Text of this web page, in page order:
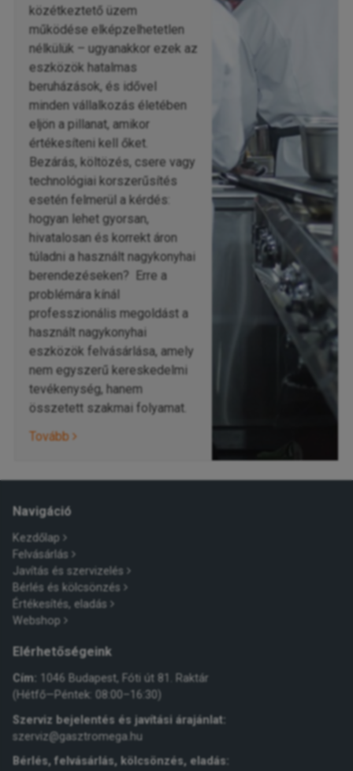
közétkeztető üzem
működése elképzelhetetlen
nélkülük – ugyanakkor ezek az
eszközök hatalmas
beruházások, és idővel
minden vállalkozás életében
eljön a pillanat, amikor
értékesíteni kell őket.
Bezárás, költözés, csere vagy
technológiai korszerűsítés
esetén felmerül a kérdés:
hogyan lehet gyorsan,
hivatalosan és korrekt áron
túladni a használt nagykonyhai
berendezéseken? Erre a
problémára kínál
professzionális megoldást a
használt nagykonyhai
eszközök felvásárlása, amely
nem egyszerű kereskedelmi
tevékenység, hanem
összetett szakmai folyamat.
Tovább
Navigáció
Kezdőlap
Felvásárlás
Javítás és szervizelés
Bérlés és kölcsönzés
Értékesítés, eladás
Webshop
Elérhetőségeink
Cím: 1046 Budapest, Fóti út 81. Raktár
(Hétfő—Péntek: 08:00–16:30)
Szerviz bejelentés és javítási árajánlat:
szerviz@gasztromega.hu
Bérlés, felvásárlás, kölcsönzés, eladás: